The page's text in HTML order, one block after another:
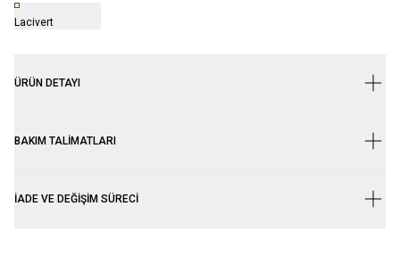
Lacivert
ÜRÜN DETAYI
BAKIM TALIMATLARI
İADE VE DEĞIŞIM SÜRECI